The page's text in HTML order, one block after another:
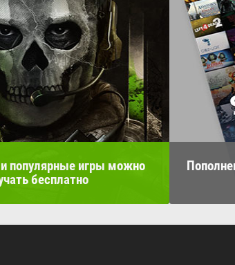
популярные игры можно
бесплатно